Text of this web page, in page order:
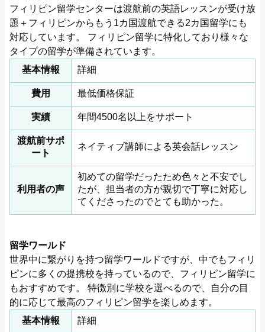
フィリピン留学センターは渡航前の英語レッスンが受け放
題＋フィリピンからもう1カ国渡航できる2カ国留学にも
対応しています。 フィリピン留学に特化しており様々な
タイプの留学が準備されています。
基本情報
詳細
費用 最低価格保証
実績 年間4500名以上をサポート
渡航前サポ
ート
ネイティブ講師による英会話レッスン
利用者の声
初めての留学だったため色々と不安でし
たが、担当者の方が親切で丁寧に対応し
てくださったのでとても助かった。
留学ワールド
世界中に繋がりを持つ留学ワールドですが、中でもフィリ
ピンに多くの提携校を持っているので、フィリピン留学に
もおすすめです。 特徴別に学校を選べるので、自分の目
的に応じて最高のフィリピン留学を楽しめます。
基本情報
詳細